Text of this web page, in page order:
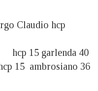
Claudio hcp
hcp 15 garlenda 40
15 ambrosiano 36